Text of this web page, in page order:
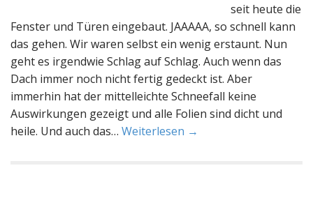
seit heute die
Fenster und Türen eingebaut. JAAAAA, so schnell kann
das gehen. Wir waren selbst ein wenig erstaunt. Nun
geht es irgendwie Schlag auf Schlag. Auch wenn das
Dach immer noch nicht fertig gedeckt ist. Aber
immerhin hat der mittelleichte Schneefall keine
Auswirkungen gezeigt und alle Folien sind dicht und
heile. Und auch das… Weiterlesen →